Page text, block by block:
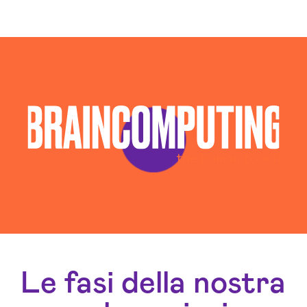
Le fasi della nostra